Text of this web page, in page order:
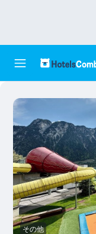
その他